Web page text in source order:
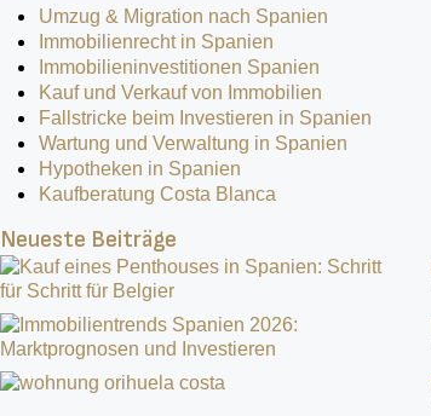
Umzug & Migration nach Spanien
Immobilienrecht in Spanien
Immobilieninvestitionen Spanien
Kauf und Verkauf von Immobilien
Fallstricke beim Investieren in Spanien
Wartung und Verwaltung in Spanien
Hypotheken in Spanien
Kaufberatung Costa Blanca
Neueste Beiträge